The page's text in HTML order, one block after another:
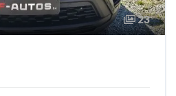
23